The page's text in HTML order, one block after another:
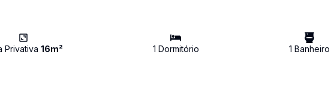
Privativa 16m² 1 Dormitório 1 Banheiro